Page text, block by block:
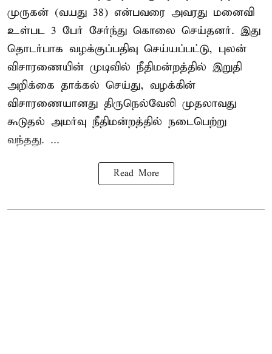
முருகன் (வயது 38) என்பவரை அவரது மனைவி
உள்பட 3 பேர் சேர்ந்து கொலை செய்தனர். இது
தொடர்பாக வழக்குப்பதிவு செய்யப்பட்டு, புலன்
விசாரணையின் முடிவில் நீதிமன்றத்தில் இறுதி
அறிக்கை தாக்கல் செய்து, வழக்கின்
விசாரணையானது திருநெல்வேலி முதலாவது
கூடுதல் அமர்வு நீதிமன்றத்தில் நடைபெற்று
வந்தது. ...
Read More